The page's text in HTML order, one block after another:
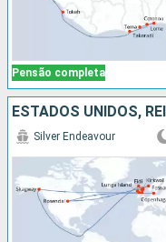
Pensão completa
Silver Endeavour